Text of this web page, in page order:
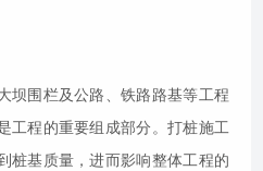
坝围栏及公路、铁路路基等工程
工程的重要组成部分。打桩施工
桩基质量，进而影响整体工程的